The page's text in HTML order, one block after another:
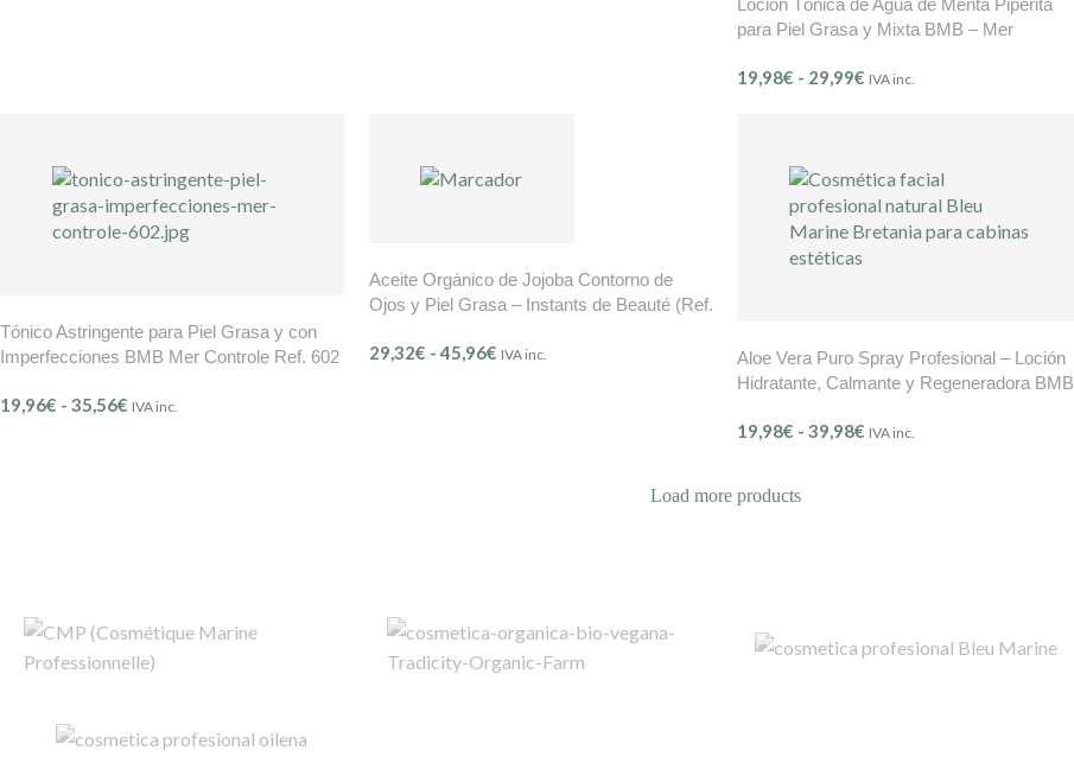
Loción Tónica de Agua de Menta Piperita
para Piel Grasa y Mixta BMB – Mer
19,98€ - 29,99€ IVA inc.
Tónico Astringente para Piel Grasa y con
Imperfecciones BMB Mer Controle Ref. 602
19,96€ - 35,56€ IVA inc.
Aceite Orgánico de Jojoba Contorno de
Ojos y Piel Grasa – Instants de Beauté (Ref.
29,32€ -45,96€ IVA inc.
Aloe Vera Puro Spray Profesional – Loción
Hidratante, Calmante y Regeneradora BMB
19,98€ - 39,98€ IVA inc.
Load more products